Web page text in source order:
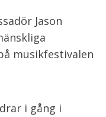
Jason
musikfestivalen
i gång i